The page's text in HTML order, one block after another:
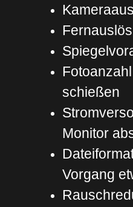
schießen
Monitor
Vorgang